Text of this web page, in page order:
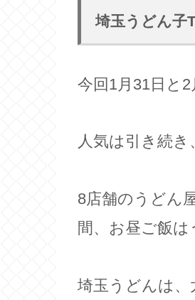
埼玉うどん子
今回1月31日と
人気は引き続き
8店舗のうどん
間、お昼ご飯は
埼玉うどんは